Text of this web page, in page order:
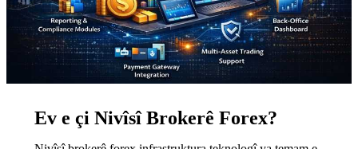
Ev e çi Nivîsî Brokerê Forex?